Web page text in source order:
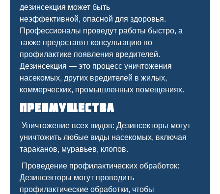
дезинсекция может быть
неэффективной, опасной для здоровья.
Профессионалы проведут работы быстро, а
также предоставят консультацию по
профилактике появления вредителей.
Дезинсекция — это процесс уничтожения
насекомых, других вредителей в жилых,
коммерческих, промышленных помещениях.
Преимущества
Уничтожение всех видов: Дезинсекторы могут
уничтожить любые виды насекомых, включая
тараканов, муравьев, клопов.
Проведение профилактических обработок:
Дезинсекторы могут проводить
профилактические обработки, чтобы